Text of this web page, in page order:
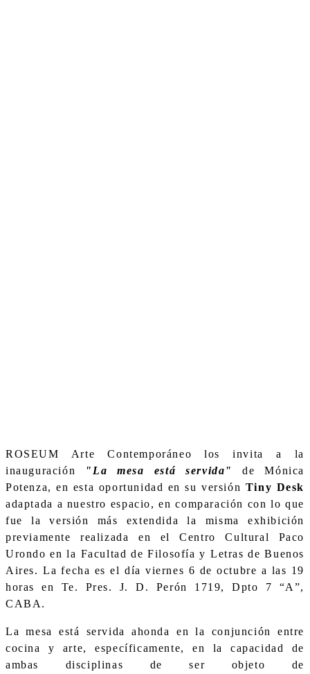
ROSEUM Arte Contemporáneo los invita a la
inauguración "La mesa está servida"
de Mónica
Potenza, en esta oportunidad en su versión Tiny Desk
adaptada a nuestro espacio, en comparación con lo que
fue la versión más extendida la misma exhibición
previamente realizada en el Centro Cultural Paco
Urondo en la Facultad de Filosofía y Letras de Buenos
Aires. La fecha es el día viernes 6 de octubre a las 19
horas en Te. Pres. J. D. Perón 1719, Dpto 7 “A”,
CABA.
La mesa está servida ahonda en la conjunción entre
cocina y arte, específicamente, en la capacidad de
ambas disciplinas de ser objeto de